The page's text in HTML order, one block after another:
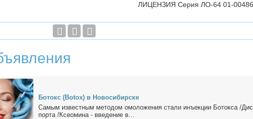
ЛИЦЕНЗИЯ Серия ЛО-64 01-
Бо­токс (Botox) в Но­во­си­бир­ске
Са­мым из­вест­ным ме­то­дом омо­ло­же­ния ста­ли инъ­ек­ции Бо­ток­са /
пор­та /Ксео­ми­на - вве­де­ние в...